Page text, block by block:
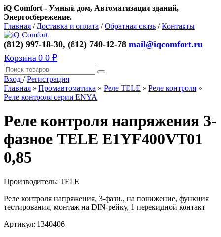
iQ Comfort - Умный дом, Автоматизация зданий,
Энергосбережение.
Главная / Доставка и оплата /Обратная связь /Контакты
(812) 997-18-30, (812) 740-12-78 mail@iqcomfort.ru
Корзина 0 0 ₽
Вход /Регистрация
Главная » Промавтоматика » Реле TELE » Реле контроля »
Реле контроля серии ENYA
Реле контроля напряжения 3-
фазное TELE E1YF400VT01
0,85
Производитель: TELE
Реле контроля напряжения, 3-фазн., на понижение, функция
тестирования, монтаж на DIN-рейку, 1 перекидной контакт
Артикул: 1340406